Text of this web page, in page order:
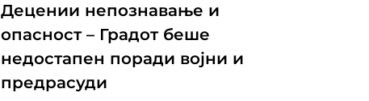
Децении непознавање и
опасност – Градот беше
недостапен поради војни и
предрасуди